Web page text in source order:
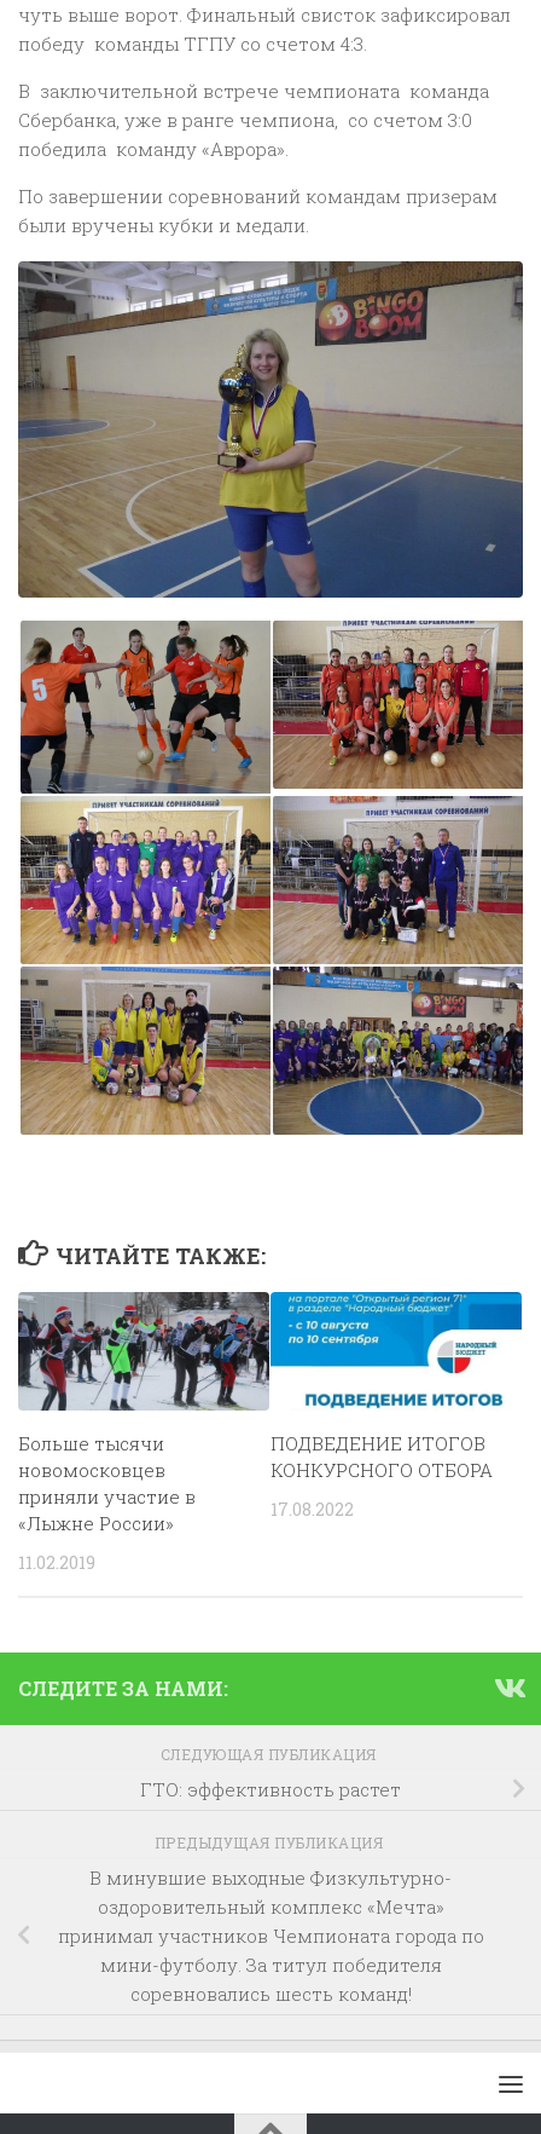
чуть выше ворот. Финальный свисток зафиксировал
победу команды ТГПУ со счетом 4:3.
В заключительной встрече чемпионата команда
Сбербанка, уже в ранге чемпиона, со счетом 3:0
победила команду «Аврора».
По завершении соревнований командам призерам
были вручены кубки и медали.
ЧИТАЙТЕ ТАКЖЕ:
Больше тысячи
новомосковцев
приняли участие в
«Лыжне России»
11.02.2019
ПОДВЕДЕНИЕ ИТОГОВ
КОНКУРСНОГО ОТБОРА
17.08.2022
СЛЕДИТЕ ЗА НАМИ:
СЛЕДУЮЩАЯ ПУБЛИКАЦИЯ
ГТО: эффективность растет
ПРЕДЫДУЩАЯ ПУБЛИКАЦИЯ
В минувшие выходные Физкультурно-
оздоровительный комплекс «Мечта»
принимал участников Чемпионата города по
мини-футболу. За титул победителя
соревновались шесть команд!